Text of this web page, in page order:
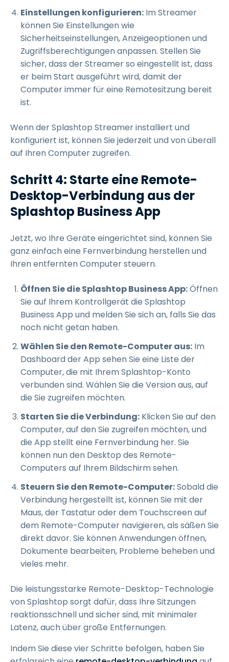
Einstellungen konfigurieren: Im Streamer
können Sie Einstellungen wie
Sicherheitseinstellungen, Anzeigeoptionen und
Zugriffsberechtigungen anpassen. Stellen Sie
sicher, dass der Streamer so eingestellt ist, dass
er beim Start ausgeführt wird, damit der
Computer immer für eine Remotesitzung bereit
ist.
Wenn der Splashtop Streamer installiert und
konfiguriert ist, können Sie jederzeit und von überall
auf Ihren Computer zugreifen.
Schritt 4: Starte eine Remote-
Desktop-Verbindung aus der
Splashtop Business App
Jetzt, wo Ihre Geräte eingerichtet sind, können Sie
ganz einfach eine Fernverbindung herstellen und
Ihren entfernten Computer steuern.
Öffnen Sie die Splashtop Business App:Öffnen
Sie auf Ihrem Kontrollgerät die Splashtop
Business App und melden Sie sich an, falls Sie das
noch nicht getan haben.
Wählen Sie den Remote-Computer aus: Im
Dashboard der App sehen Sie eine Liste der
Computer, die mit Ihrem Splashtop-Konto
verbunden sind. Wählen Sie die Version aus, auf
die Sie zugreifen möchten.
Starten Sie die Verbindung: Klicken Sie auf den
Computer, auf den Sie zugreifen möchten, und
die App stellt eine Fernverbindung her. Sie
können nun den Desktop des Remote-
Computers auf Ihrem Bildschirm sehen.
Steuern Sie den Remote-Computer:Sobald die
Verbindung hergestellt ist, können Sie mit der
Maus, der Tastatur oder dem Touchscreen auf
dem Remote-Computer navigieren, als säßen Sie
direkt davor. Sie können Anwendungen öffnen,
Dokumente bearbeiten, Probleme beheben und
vieles mehr.
Die leistungsstarke Remote-Desktop-Technologie
von Splashtop sorgt dafür, dass Ihre Sitzungen
reaktionsschnell und sicher sind, mit minimaler
Latenz, auch über große Entfernungen.
Indem Sie diese vier Schritte befolgen, haben Sie